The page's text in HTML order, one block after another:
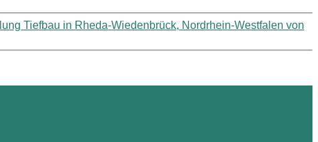
Tiefbau in Rheda-Wiedenbrück, Nordrhein-Westfalen von